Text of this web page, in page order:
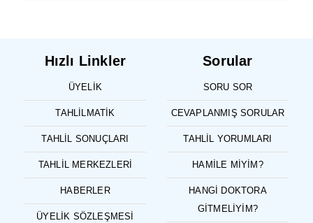
Hızlı Linkler
ÜYELIK
TAHLILMATIK
TAHLIL SONUÇLARI
TAHLIL MERKEZLERI
HABERLER
ÜYELIK SÖZLEŞMESI
Sorular
SORU SOR
CEVAPLANMIŞ SORULAR
TAHLIL YORUMLARI
HAMILE MIYIM?
HANGI DOKTORA
GITMELIYIM?